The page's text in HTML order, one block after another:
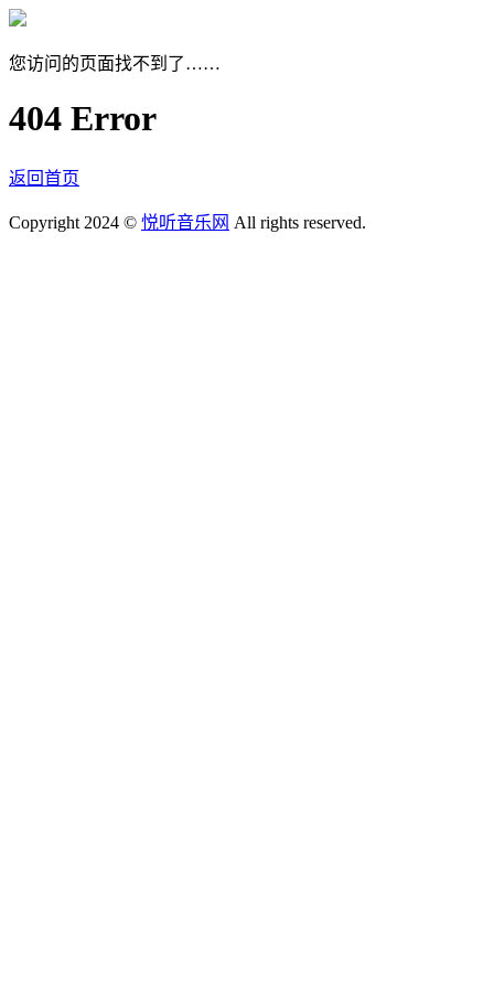
您访问的页面找不到了……
404 Error
返回首页
Copyright 2024 © 悦听音乐网 All rights reserved.